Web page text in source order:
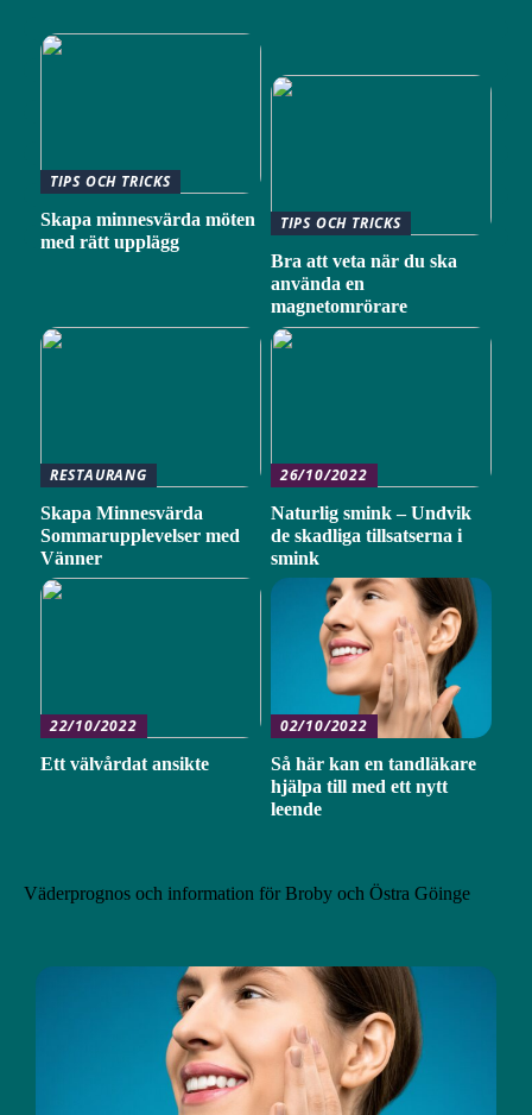
TIPS OCH TRICKS
Skapa minnesvärda möten
med rätt upplägg
TIPS OCH TRICKS
Bra att veta när du ska
använda en
magnetomrörare
RESTAURANG
Skapa Minnesvärda
Sommarupplevelser med
Vänner
26/10/2022
Naturlig smink – Undvik
de skadliga tillsatserna i
smink
22/10/2022
Ett välvårdat ansikte
02/10/2022
Så här kan en tandläkare
hjälpa till med ett nytt
leende
Väderprognos och information för Broby och Östra Göinge